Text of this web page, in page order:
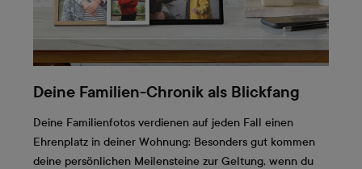
Deine Familien-Chronik als Blickfang
Deine Familienfotos verdienen auf jeden Fall einen
Ehrenplatz in deiner Wohnung: Besonders gut kommen
deine persönlichen Meilensteine zur Geltung, wenn du